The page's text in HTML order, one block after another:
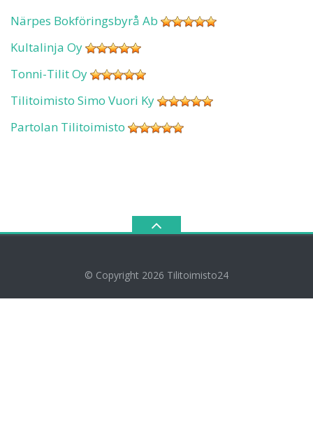
Närpes Bokföringsbyrå Ab
Kultalinja Oy
Tonni-Tilit Oy
Tilitoimisto Simo Vuori Ky
Partolan Tilitoimisto
© Copyright 2026 Tilitoimisto24